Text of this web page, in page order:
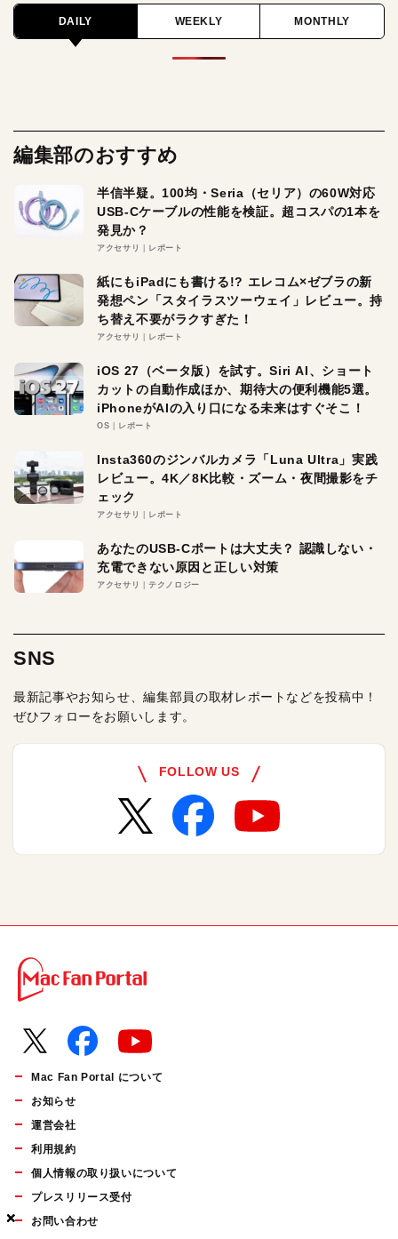
×
×
×
DAILY WEEKLY MONTHLY
編集部のおすすめ
半信半疑。100均・Seria（セリア）の60W対応
USB-Cケーブルの性能を検証。超コスパの1本を
発見か？
アクセサリ レポート
紙にもiPadにも書ける!? エレコム×ゼブラの新
発想ペン「スタイラスツーウェイ」レビュー。持
ち替え不要がラクすぎた！
アクセサリ レポート
iOS 27（ベータ版）を試す。Siri AI、ショート
カットの自動作成ほか、期待大の便利機能5選。
iPhoneがAIの入り口になる未来はすぐそこ！
OS レポート
Insta360のジンバルカメラ「Luna Ultra」実践
レビュー。4K／8K比較・ズーム・夜間撮影をチ
ェック
アクセサリ レポート
あなたのUSB-Cポートは大丈夫？ 認識しない・
充電できない原因と正しい対策
アクセサリ テクノロジー
SNS
最新記事やお知らせ、編集部員の取材レポートなどを投稿中！
ぜひフォローをお願いします。
FOLLOW US
Mac Fan Portal について
お知らせ
運営会社
利用規約
個人情報の取り扱いについて
プレスリリース受付
お問い合わせ